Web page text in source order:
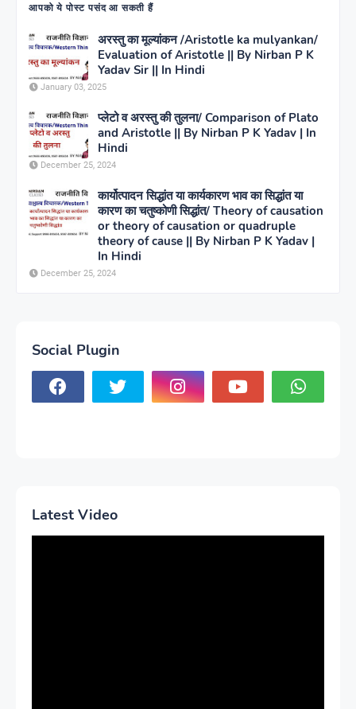
आपको ये पोस्ट पसंद आ सकती हैं
अरस्तु का मूल्यांकन /Aristotle ka mulyankan/
Evaluation of Aristotle || By Nirban P K
Yadav Sir || In Hindi
January 03, 2025
प्लेटो व अरस्तु की तुलना/ Comparison of Plato
and Aristotle || By Nirban P K Yadav | In
Hindi
December 25, 2024
कार्योत्पादन सिद्धांत या कार्यकारण भाव का सिद्धांत या
कारण का चतुष्कोणी सिद्धांत/ Theory of causation
or theory of causation or quadruple
theory of cause || By Nirban P K Yadav |
In Hindi
December 25, 2024
Social Plugin
Latest Video